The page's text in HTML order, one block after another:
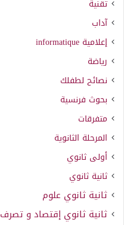
تقنية
آداب
إعلامية informatique
رياضة
نصائح لطفلك
بحوث فرنسية
متفرقات
المرحلة الثانوية
أولى ثانوي
ثانية ثانوي
ثانية ثانوي علوم
ثانية ثانوي إقتصاد و تصرف